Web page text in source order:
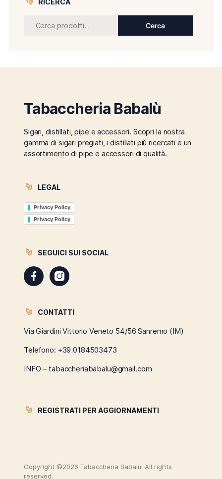
RICERCA
Cerca
Tabaccheria Babalù
Sigari, distillati, pipe e accessori. Scopri la nostra
gamma di sigari pregiati, i distillati più ricercati e un
assortimento di pipe e accessori di qualità.
LEGAL
Privacy Policy
Privacy Policy
SEGUICI SUI SOCIAL
CONTATTI
Via Giardini Vittorio Veneto 54/56 Sanremo (IM)
Telefono: +39 0184503473
INFO – tabaccheriababalu@gmail.com
REGISTRATI PER AGGIORNAMENTI
Copyright ©2026 Tabaccheria Babalu. All rights
reserved.